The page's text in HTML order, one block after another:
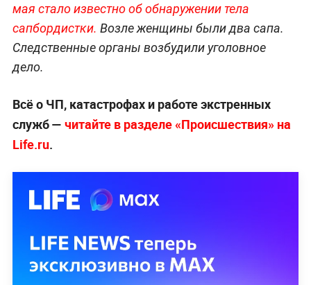
мая стало известно об обнаружении тела
сапбордистки. Возле женщины были два сапа.
Следственные органы возбудили уголовное
дело.
Всё о ЧП, катастрофах и работе экстренных
служб — читайте в разделе «Происшествия» на
Life.ru.